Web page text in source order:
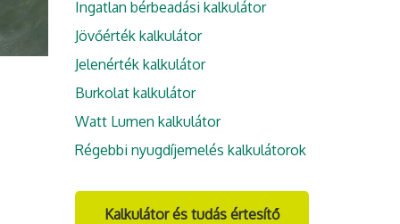
Ingatlan bérbeadási kalkulátor
Jövőérték kalkulátor
Jelenérték kalkulátor
Burkolat kalkulátor
Watt Lumen kalkulátor
Régebbi nyugdíjemelés kalkulátorok
Kalkulátor és tudás értesítő